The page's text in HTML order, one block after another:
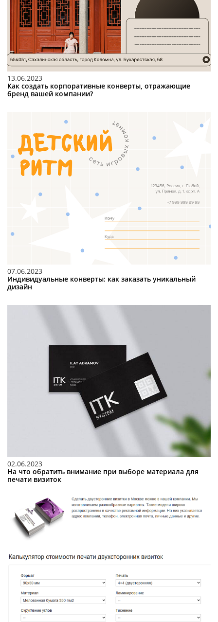
13.06.2023
Как создать корпоративные конверты, отражающие
бренд вашей компании?
07.06.2023
Индивидуальные конверты: как заказать уникальный
дизайн
02.06.2023
На что обратить внимание при выборе материала для
печати визиток